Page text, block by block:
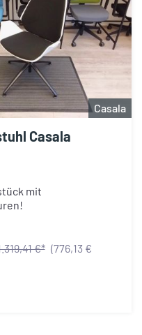
Casala
Casala
mit
€* (776,13 €